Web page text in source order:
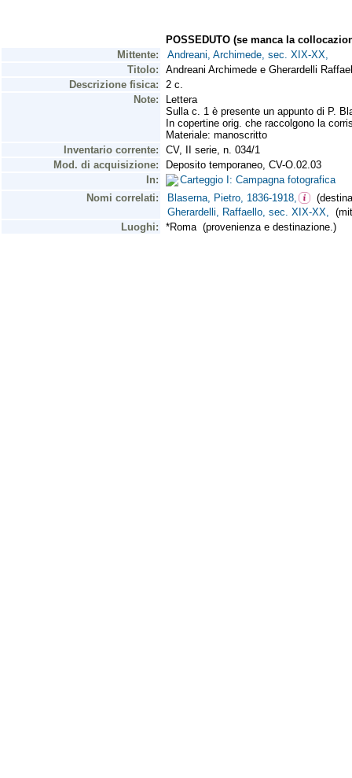
POSSEDUTO (se manca la
Mittente:
Andreani, Archimede, sec. XIX-XX,
Titolo:
Andreani Archimede e Gherardelli
Descrizione fisica:
2 c.
Note:
Lettera
Sulla c. 1 è presente un appunto di P.
In copertine orig. che raccolgono la
Materiale: manoscritto
Inventario corrente:
CV, II serie, n. 034/1
Mod. di acquisizione:
Deposito temporaneo, CV-O.02.03
In:
Carteggio I: Campagna fotografica
Nomi correlati:
Blaserna, Pietro, 1836-1918,
Gherardelli, Raffaello, sec. XIX-XX,
Luoghi:
*Roma (provenienza e destinazione.)